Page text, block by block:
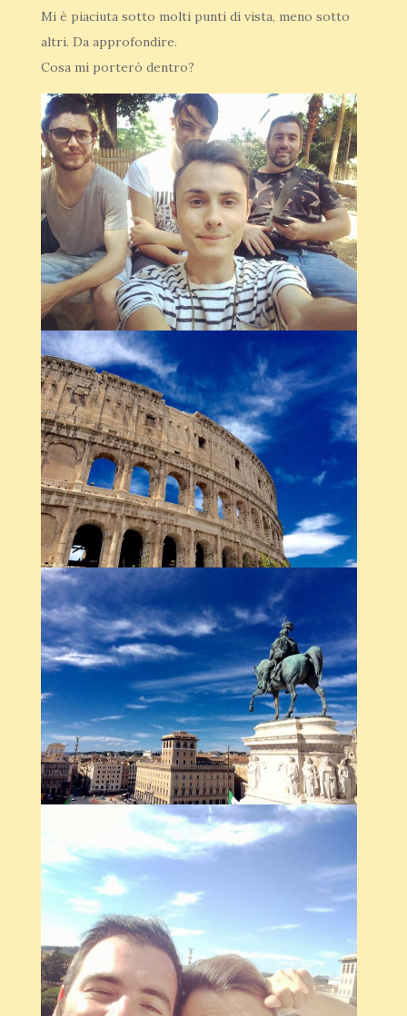
Mi è piaciuta sotto molti punti di vista, meno sotto
altri. Da approfondire.
Cosa mi porterò dentro?